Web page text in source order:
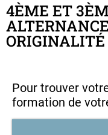
4ÈME ET
ORIGINALITÉ
Pour trouver
formation de